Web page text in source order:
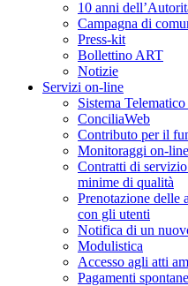
10 anni
Campagna di
Press-kit
Bollettino ART
Notizie
Servizi on-line
Sistema
ConciliaWeb
Contributo per il
Monitoraggi on-line
Contratti di
minime di qualità
Prenotazione delle
con gli utenti
Notifica di un
Modulistica
Accesso agli atti
Pagamenti